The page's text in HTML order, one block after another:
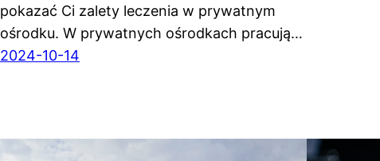
pokazać Ci zalety leczenia w prywatnym
ośrodku. W prywatnych ośrodkach pracują…
2024-10-14